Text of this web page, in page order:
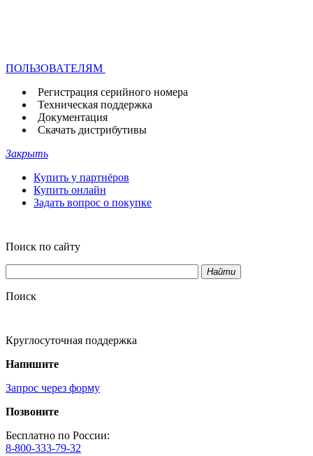
ПОЛЬЗОВАТЕЛЯМ
Регистрация серийного номера
Техническая поддержка
Документация
Скачать дистрибутивы
Закрыть
Купить у партнёров
Купить онлайн
Задать вопрос о покупке
Поиск по сайту
Найти
Поиск
Круглосуточная поддержка
Напишите
Запрос через форму
Позвоните
Бесплатно по России:
8-800-333-79-32